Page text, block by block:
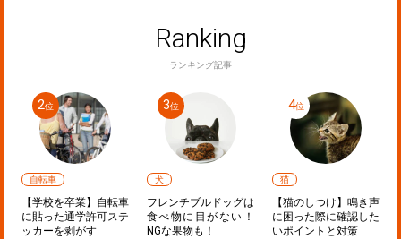
Ranking
ランキング記事
自転車
【学校を卒業】自転車
に貼った通学許可ステ
ッカーを剥がす
犬
フレンチブルドッグは
食べ物に目がない！
NGな果物も！
猫
【猫のしつけ】鳴き声
に困った際に確認した
いポイントと対策